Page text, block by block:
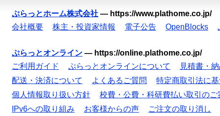
ぷらっとホーム株式会社 — https://www.plathome.co.jp/
会社概要
株主・投資家情報 電子公告 OpenBlocks
ぷらっとオンライン — https://online.plathome.co.jp/
ご利用ガイド
ぷらっとオンラインについて
見積書・
配送・決済について
よくあるご質問
特定商取引法に
個人情報取り扱い方針
校費・公費・科研費払い取引のご
IPv6への取り組み
お客様からの声 ご注文の取り消し